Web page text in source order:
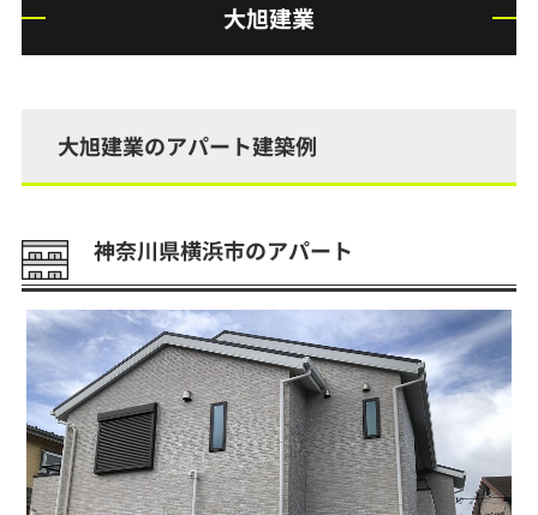
大旭建業
大旭建業のアパート建築例
神奈川県横浜市のアパート